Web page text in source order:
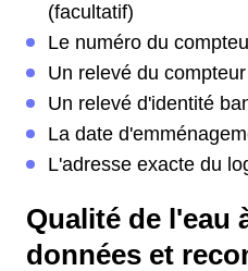
(facultatif)
Le numéro du
Un relevé du compteur
Un relevé d'identité
La date
L'adresse exacte du
Qualité de l'eau
données et